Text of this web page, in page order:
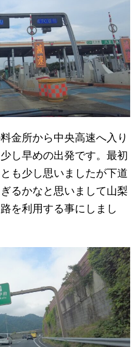
金所から中央高速へ入り
し早めの出発です。最初
も少し思いましたが下道
るかなと思いまして山梨
を利用する事にしまし